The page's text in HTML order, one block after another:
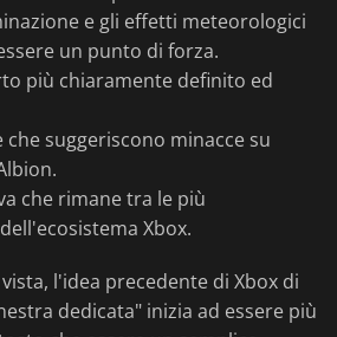
e gli effetti meteorologici
un punto di forza.
più chiaramente definito ed
che suggeriscono minacce su
che rimane tra le più
Xbox.
l'idea precedente di Xbox di
dedicata" inizia ad essere più